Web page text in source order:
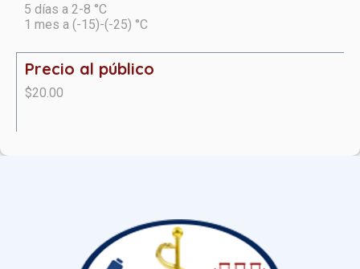
5 días a 2-8 °C
1 mes a (-15)-(-25) °C
Precio al público
$20.00